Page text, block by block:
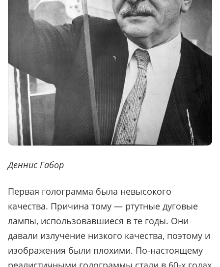
Деннис Габор
Первая голограмма была невысокого
качества. Причина тому — ртутные дуговые
лампы, использовавшиеся в те годы. Они
давали излучение низкого качества, поэтому и
изображения были плохими. По-настоящему